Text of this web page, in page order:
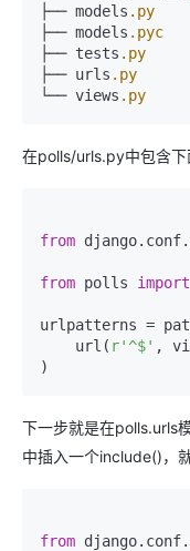
├── models .py
├── models .pyc
├── tests .py
├── urls .py
└── views .py
在polls/urls.py中包含下
from
from polls import
urlpatterns =
    url(
r'^$' ,
下一步就是在polls.urls
中插入一个include()，
from